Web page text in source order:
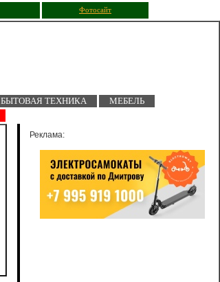
Фотосайт
БЫТОВАЯ ТЕХНИКА
МЕБЕЛЬ
Реклама: